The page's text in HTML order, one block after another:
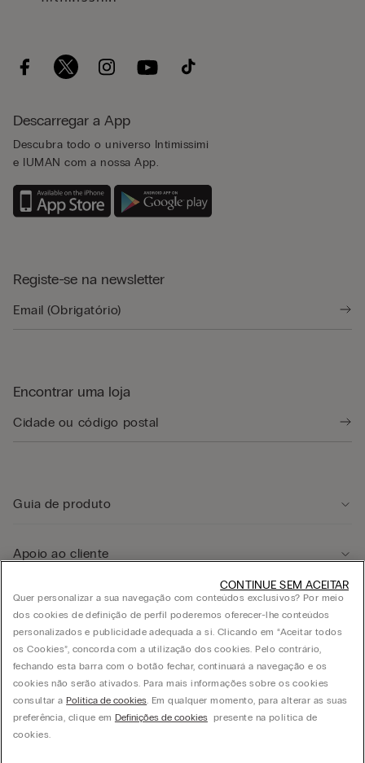
Descarregar a App
Descubra todo o universo Intimissimi
e IUMAN com a nossa App.
Registe-se na newsletter
Encontrar uma loja
Guia de produto
Apoio ao cliente
Área legal
Empresa
© CALZEDONIA PORTUGAL LDA, Av. Infante D. Henrique, Lt. 312 - 1950-421 Lisboa -
Quer personalizar a sua navegação com conteúdos exclusivos? Por meio
dos cookies de definição de perfil poderemos oferecer-lhe conteúdos
personalizados e publicidade adequada a si. Clicando em “Aceitar todos
os Cookies”, concorda com a utilização dos cookies. Pelo contrário,
fechando esta barra com o botão fechar, continuará a navegação e os
cookies não serão ativados. Para mais informações sobre os cookies
consultar aPolítica de cookies. Em qualquer momento, para alterar as suas
preferência, clique em Definições de cookiespresente na política de
cookies.
CONTINUE SEM ACEITAR